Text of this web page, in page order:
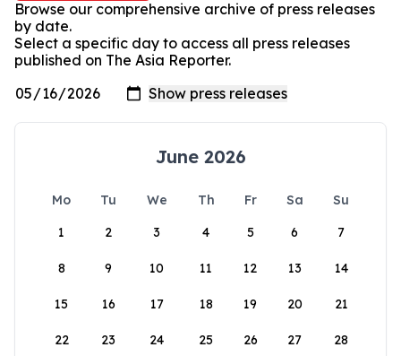
Browse our comprehensive archive of press releases
by date.
Select a specific day to access all press releases
published on The Asia Reporter.
June 2026
Mo Tu We Th Fr Sa
Su
1
2 3 4 5 6 7
8 9 10 11 12 13 14
15 16 17 18 19 20 21
22 23 24 25 26 27 28